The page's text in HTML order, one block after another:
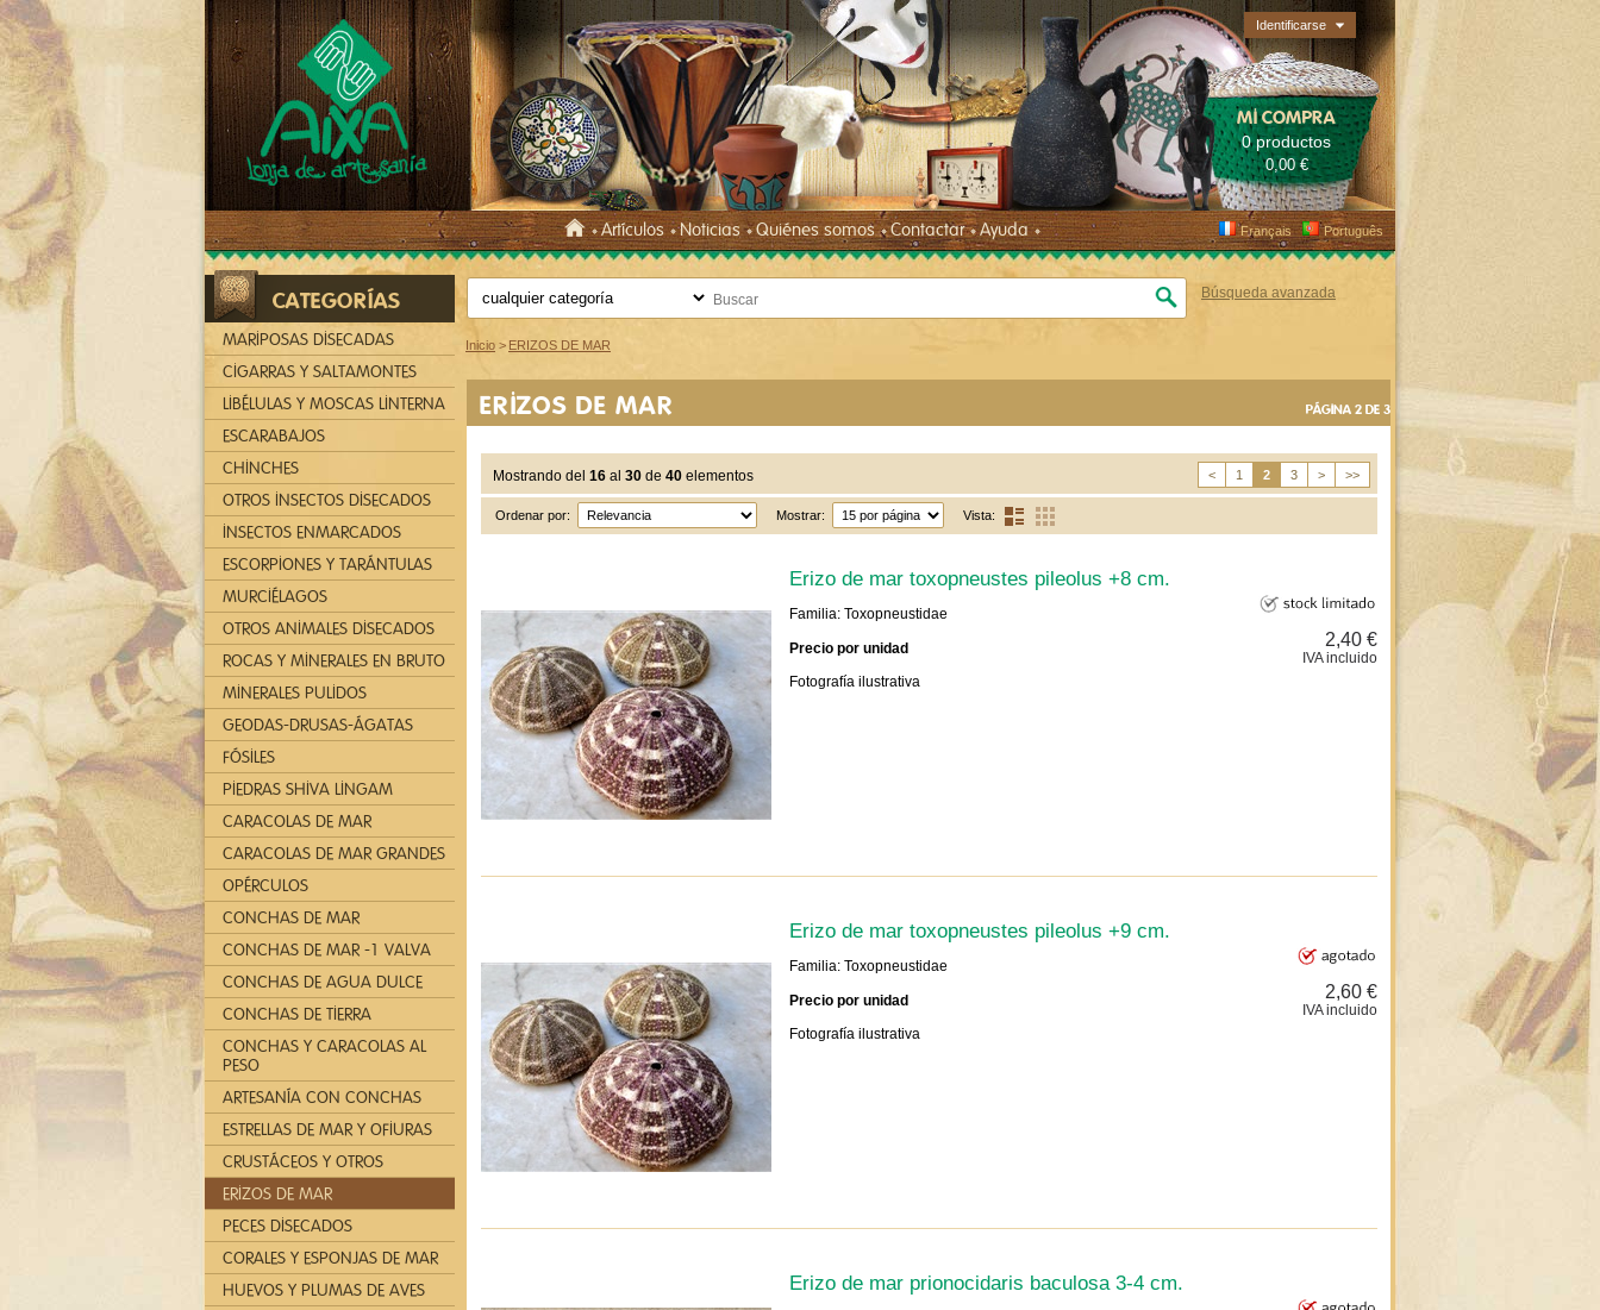
Inicio > ERIZOS DE MAR
ERIZOS DE MAR PÁGINA 2 DE 3
Mostrando del 16al 30de 40elementos < 1 2 3 > >>
Ordenar por: Mostrar: Vista:
Erizo de mar toxopneustes pileolus +8 cm.
Familia: Toxopneustidae
Precio por unidad
Fotografía ilustrativa
2,40 €
IVA incluido
Erizo de mar toxopneustes pileolus +9 cm.
Familia: Toxopneustidae
Precio por unidad
Fotografía ilustrativa
2,60 €
IVA incluido
Erizo de mar prionocidaris baculosa 3-4 cm.
CATEGORÍAS
MARIPOSAS DISECADAS
CIGARRAS Y SALTAMONTES
LIBÉLULAS Y MOSCAS LINTERNA
ESCARABAJOS
CHINCHES
OTROS INSECTOS DISECADOS
INSECTOS ENMARCADOS
ESCORPIONES Y TARÁNTULAS
MURCIÉLAGOS
OTROS ANIMALES DISECADOS
ROCAS Y MINERALES EN BRUTO
MINERALES PULIDOS
GEODAS-DRUSAS-ÁGATAS
FÓSILES
PIEDRAS SHIVA LINGAM
CARACOLAS DE MAR
CARACOLAS DE MAR GRANDES
OPÉRCULOS
CONCHAS DE MAR
CONCHAS DE MAR -1 VALVA
CONCHAS DE AGUA DULCE
CONCHAS DE TIERRA
CONCHAS Y CARACOLAS AL
PESO
ARTESANÍA CON CONCHAS
ESTRELLAS DE MAR Y OFIURAS
CRUSTÁCEOS Y OTROS
ERIZOS DE MAR
PECES DISECADOS
CORALES Y ESPONJAS DE MAR
HUEVOS Y PLUMAS DE AVES
Français Português
MI COMPRA
0 productos
0,00 €
Búsqueda avanzada
Identificarse
Artículos Noticias Quiénes somos Contactar Ayuda